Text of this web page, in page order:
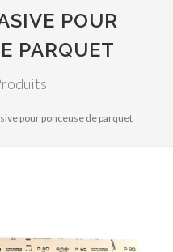
POUR
PARQUET
pour ponceuse de parquet